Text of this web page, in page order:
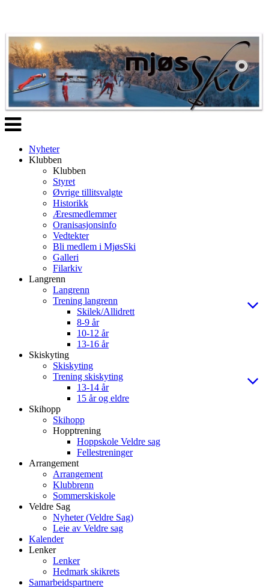
Veksle
navigasjon
Nyheter
Klubben
Klubben
Styret
Øvrige tillitsvalgte
Historikk
Æresmedlemmer
Oranisasjonsinfo
Vedtekter
Bli medlem i MjøsSki
Galleri
Filarkiv
Langrenn
Langrenn
Trening langrenn
Skilek/Allidrett
8-9 år
10-12 år
13-16 år
Skiskyting
Skiskyting
Trening skiskyting
13-14 år
15 år og eldre
Skihopp
Skihopp
Hopptrening
Hoppskole Veldre sag
Fellestreninger
Arrangement
Arrangement
Klubbrenn
Sommerskiskole
Veldre Sag
Nyheter (Veldre Sag)
Leie av Veldre sag
Kalender
Lenker
Lenker
Hedmark skikrets
Samarbeidspartnere